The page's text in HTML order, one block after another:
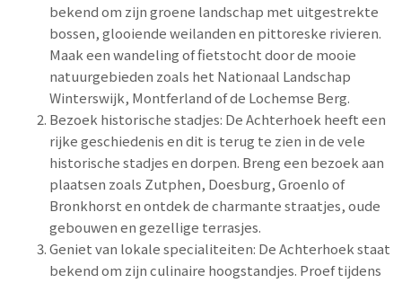
bekend om zijn groene landschap met uitgestrekte
bossen, glooiende weilanden en pittoreske rivieren.
Maak een wandeling of fietstocht door de mooie
natuurgebieden zoals het Nationaal Landschap
Winterswijk, Montferland of de Lochemse Berg.
Bezoek historische stadjes: De Achterhoek heeft een
rijke geschiedenis en dit is terug te zien in de vele
historische stadjes en dorpen. Breng een bezoek aan
plaatsen zoals Zutphen, Doesburg, Groenlo of
Bronkhorst en ontdek de charmante straatjes, oude
gebouwen en gezellige terrasjes.
Geniet van lokale specialiteiten: De Achterhoek staat
bekend om zijn culinaire hoogstandjes. Proef tijdens